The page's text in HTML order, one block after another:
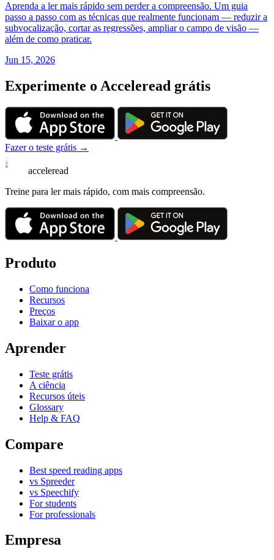
Aprenda a ler mais rápido sem perder a compreensão. Um guia
passo a passo com as técnicas que realmente funcionam — reduzir a
subvocalização, cortar as regressões, ampliar o campo de visão —
além de como praticar.
Jun 15, 2026
Experimente o Acceleread grátis
Fazer o teste grátis →
acceleread
Treine para ler mais rápido, com mais compreensão.
Produto
Como funciona
Recursos
Preços
Baixar o app
Aprender
Teste grátis
A ciência
Recursos úteis
Glossary
Help & FAQ
Compare
Best speed reading apps
vs Spreeder
vs Speechify
For students
For professionals
Empresa